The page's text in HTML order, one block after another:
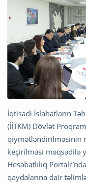
İqtisadi İslahatların
(İİTKM) Dövlət
qiymətləndirilməsinin
keçirilməsi məqsədilə
Hesabatlılıq
qaydalarına dair